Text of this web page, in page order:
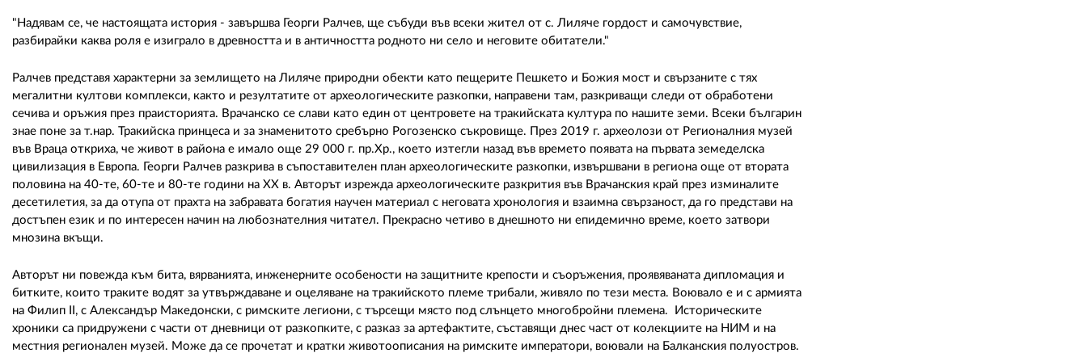
"Надявам се, че настоящата история - завършва Георги Ралчев, ще събуди във всеки жител от с. Лиляче гордост и самочувствие,
разбирайки каква роля е изиграло в древността и в античността родното ни село и неговите обитатели."
Ралчев представя характерни за землището на Лиляче природни обекти като пещерите Пешкето и Божия мост и свързаните с тях
мегалитни култови комплекси, както и резултатите от археологическите разкопки, направени там, разкриващи следи от обработени
сечива и оръжия през праисторията. Врачанско се слави като един от центровете на тракийската култура по нашите земи. Всеки българин
знае поне за т.нар. Тракийска принцеса и за знаменитото сребърно Рогозенско съкровище. През 2019 г. археолози от Регионалния музей
във Враца откриха, че живот в района е имало още 29 000 г. пр.Хр., което изтегли назад във времето появата на първата земеделска
цивилизация в Европа. Георги Ралчев разкрива в съпоставителен план археологическите разкопки, извършвани в региона още от втората
половина на 40-те, 60-те и 80-те години на ХХ в. Авторът изрежда археологическите разкрития във Врачанския край през изминалите
десетилетия, за да отупа от прахта на забравата богатия научен материал с неговата хронология и взаимна свързаност, да го представи на
достъпен език и по интересен начин на любознателния читател. Прекрасно четиво в днешното ни епидемично време, което затвори
мнозина вкъщи.
Авторът ни повежда към бита, вярванията, инженерните особености на защитните крепости и съоръжения, проявяваната дипломация и
битките, които траките водят за утвърждаване и оцеляване на тракийското племе трибали, живяло по тези места. Воювало е и с армията
на Филип II, с Александър Македонски, с римските легиони, с търсещи място под слънцето многобройни племена. Историческите
хроники са придружени с части от дневници от разкопките, с разказ за артефактите, съставящи днес част от колекциите на НИМ и на
местния регионален музей. Може да се прочетат и кратки животоописания на римските императори, воювали на Балканския полуостров.